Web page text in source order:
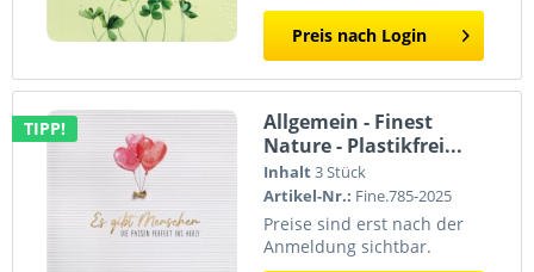
Preis nach Login
TIPP!
Allgemein - Finest
Nature - Plastikfrei...
Inhalt3 Stück
Artikel-Nr.: Fine.785-2025
Preise sind erst nach der
Anmeldung sichtbar.